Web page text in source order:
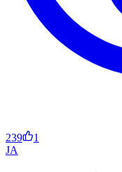
239
1
JA